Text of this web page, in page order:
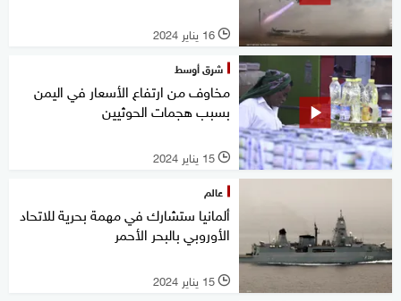
l 16 يناير 2024
شرق أوسط
مخاوف من ارتفاع الأسعار في اليمن
بسبب هجمات الحوثيين
l 15 يناير 2024
عالم
ألمانيا ستشارك في مهمة بحرية للاتحاد
الأوروبي بالبحر الأحمر
l 15 يناير 2024